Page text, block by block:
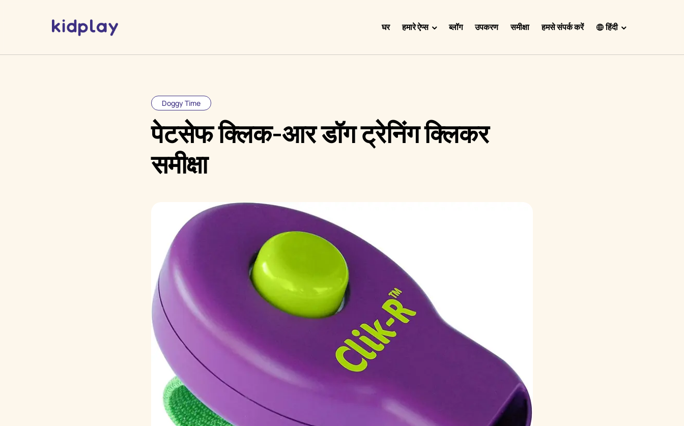
घर हमारे ऐप्स
Kid Hop
Fever Whiz
ब्लॉग उपकरण समीक्षा हमसे संपर्क करें हिंदी
Doggy Time
पेटसेफ क्लिक-आर डॉग ट्रेनिंग क्लिकर
समीक्षा